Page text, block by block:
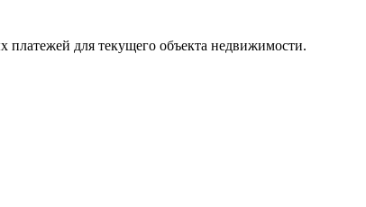
для текущего объекта недвижимости.